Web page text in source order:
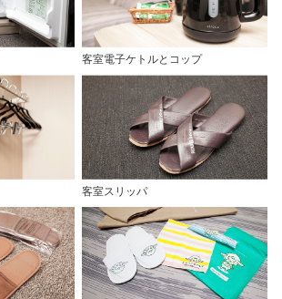
客室電子ケトルとコップ
客室スリッパ